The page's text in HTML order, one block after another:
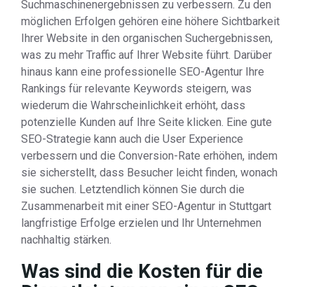
Suchmaschinenergebnissen zu verbessern. Zu den
möglichen Erfolgen gehören eine höhere Sichtbarkeit
Ihrer Website in den organischen Suchergebnissen,
was zu mehr Traffic auf Ihrer Website führt. Darüber
hinaus kann eine professionelle SEO-Agentur Ihre
Rankings für relevante Keywords steigern, was
wiederum die Wahrscheinlichkeit erhöht, dass
potenzielle Kunden auf Ihre Seite klicken. Eine gute
SEO-Strategie kann auch die User Experience
verbessern und die Conversion-Rate erhöhen, indem
sie sicherstellt, dass Besucher leicht finden, wonach
sie suchen. Letztendlich können Sie durch die
Zusammenarbeit mit einer SEO-Agentur in Stuttgart
langfristige Erfolge erzielen und Ihr Unternehmen
nachhaltig stärken.
Was sind die Kosten für die